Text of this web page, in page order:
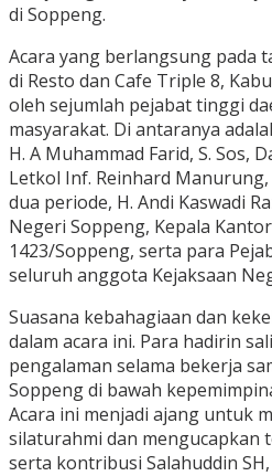
di Soppeng.
Acara yang berlangsung pada
di Resto dan Cafe Triple 8,
oleh sejumlah pejabat tinggi
masyarakat. Di antaranya
H. A Muhammad Farid, S. Sos,
Letkol Inf. Reinhard Manurung,
dua periode, H. Andi Kaswadi
Negeri Soppeng, Kepala
1423/Soppeng, serta para
seluruh anggota Kejaksaan
Suasana kebahagiaan dan
dalam acara ini. Para hadirin
pengalaman selama bekerja
Soppeng di bawah
Acara ini menjadi ajang untuk
silaturahmi dan mengucapkan
serta kontribusi Salahuddin